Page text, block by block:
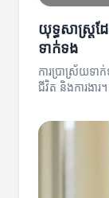
យុទ្ធសាស្ត្រដ
ទាក់ទង
ការប្រាស្រ័យទ
ជីវិត និងការងារ